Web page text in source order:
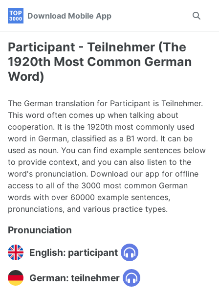
Skip
navigation
Skip
Skip
Download Mobile App
Toggle
Participant - Teilnehmer (The
1920th Most Common German
Word)
The German translation for Participant is Teilnehmer.
This word often comes up when talking about
cooperation. It is the 1920th most commonly used
word in German, classified as a B1 word. It can be
used as noun. You can find example sentences below
to provide context, and you can also listen to the
word's pronunciation. Download our app for offline
access to all of the 3000 most common German
words with over 60000 example sentences,
pronunciations, and various practice types.
Pronunciation
English: participant
German: teilnehmer